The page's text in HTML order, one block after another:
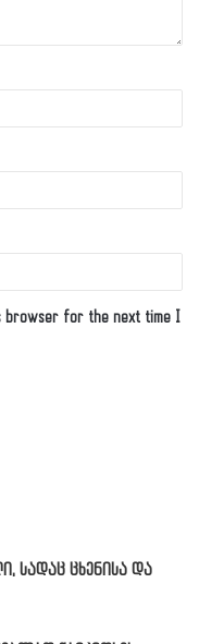
browser for the next time I
სადაც ცხენისა და